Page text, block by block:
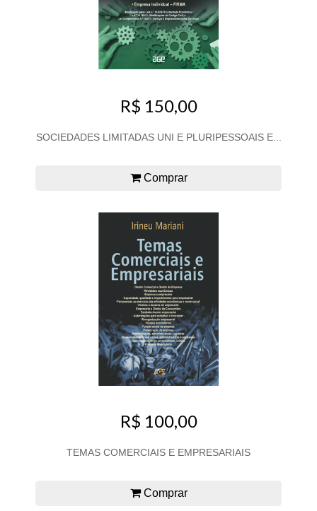
R$ 150,00
SOCIEDADES LIMITADAS UNI E PLURIPESSOAIS E...
Comprar
R$ 100,00
TEMAS COMERCIAIS E EMPRESARIAIS
Comprar